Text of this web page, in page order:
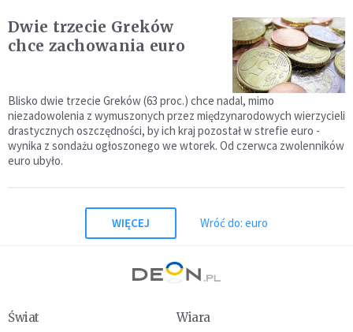
Dwie trzecie Greków
chce zachowania euro
Blisko dwie trzecie Greków (63 proc.) chce nadal, mimo
niezadowolenia z wymuszonych przez międzynarodowych wierzycieli
drastycznych oszczędności, by ich kraj pozostał w strefie euro -
wynika z sondażu ogłoszonego we wtorek. Od czerwca zwolenników
euro ubyło.
WIĘCEJ Wróć do: euro
Świat
Wiara